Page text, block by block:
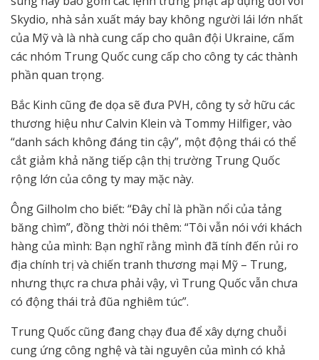
Skydio, nhà sản xuất máy bay không người lái lớn nhất
của Mỹ và là nhà cung cấp cho quân đội Ukraine, cấm
các nhóm Trung Quốc cung cấp cho công ty các thành
phần quan trọng.
Bắc Kinh cũng đe dọa sẽ đưa PVH, công ty sở hữu các
thương hiệu như Calvin Klein và Tommy Hilfiger, vào
“danh sách không đáng tin cậy”, một động thái có thể
cắt giảm khả năng tiếp cận thị trường Trung Quốc
rộng lớn của công ty may mặc này.
Ông Gilholm cho biết: “Đây chỉ là phần nổi của tảng
băng chìm”, đồng thời nói thêm: “Tôi vẫn nói với khách
hàng của mình: Bạn nghĩ rằng mình đã tính đến rủi ro
địa chính trị và chiến tranh thương mại Mỹ – Trung,
nhưng thực ra chưa phải vậy, vì Trung Quốc vẫn chưa
có động thái trả đũa nghiêm túc”.
Trung Quốc cũng đang chạy đua để xây dựng chuỗi
cung ứng công nghệ và tài nguyên của mình có khả